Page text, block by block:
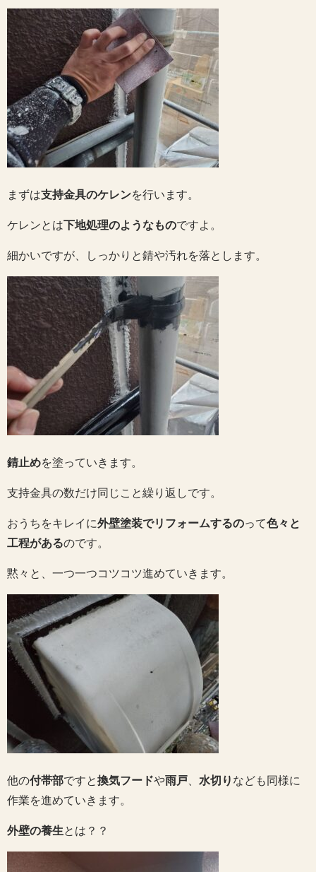
まずは支持金具のケレンを行います。
ケレンとは下地処理のようなものですよ。
細かいですが、しっかりと錆や汚れを落とします。
錆止めを塗っていきます。
支持金具の数だけ同じこと繰り返しです。
おうちをキレイに外壁塗装でリフォームするのって色々と
工程があるのです。
黙々と、一つ一つコツコツ進めていきます。
他の付帯部ですと換気フードや雨戸 水切り なども同様に
作業を進めていきます。
外壁の養生とは？？